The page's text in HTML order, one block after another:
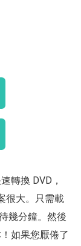
轉換 DVD，
很大。只需載
幾分鐘。然後
如果您厭倦了